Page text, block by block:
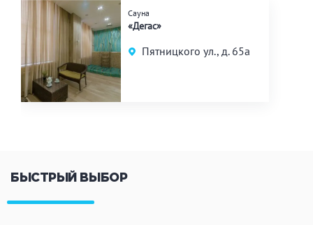
Сауна
«Дегас»
Пятницкого ул., д. 65а
БЫСТРЫЙ ВЫБОР